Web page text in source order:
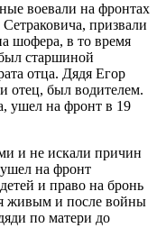
воевали на фронтах
призвали
шофера, в то время
старшиной
отца. Дядя Егор
отец, был водителем.
ушел на фронт в 19
и не искали причин
на фронт
и право на бронь
живым и после войны
по матери до